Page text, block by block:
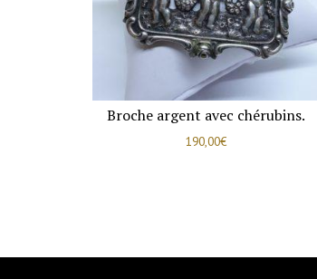
Broche argent avec chérubins.
190,00€